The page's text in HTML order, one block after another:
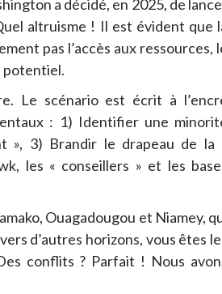
a décidé, en 2025, de
altruisme ! Il est évident que
pas l’accès aux ressources,
potentiel.
Le scénario est écrit à
: 1) Identifier une
», 3) Brandir le drapeau de la
les « conseillers » et les
Ouagadougou et Niamey,
d’autres horizons, vous êtes
conflits ? Parfait ! Nous